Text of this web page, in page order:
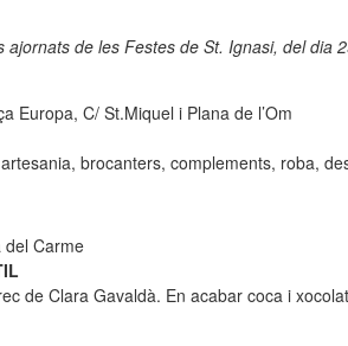
ajornats de les Festes de St. Ignasi, del dia
Europa, C/ St.Miquel i Plana de l’Om
brocanters, complements, roba,
del Carme
de Clara Gavaldà. En acabar coca i